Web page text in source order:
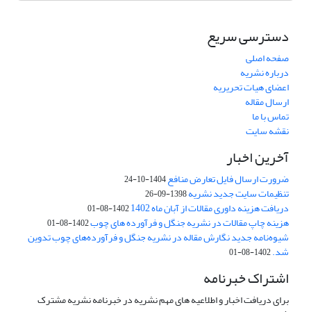
دسترسی سریع
صفحه اصلی
درباره نشریه
اعضای هیات تحریریه
ارسال مقاله
تماس با ما
نقشه سایت
آخرین اخبار
ضرورت ارسال فایل تعارض منافع1404-10-24
تنظیمات سایت جدید نشریه1398-09-26
دریافت هزینه داوری مقالات از آبان ماه 1402 1402-08-01
هزینه چاپ مقالات در نشریه جنگل و فرآورده های چوب1402-08-01
شیوه‌نامه جدید نگارش مقاله در نشریه جنگل و فرآورده‌های چوب تدوین
شد.1402-08-01
اشتراک خبرنامه
برای دریافت اخبار و اطلاعیه های مهم نشریه در خبرنامه نشریه مشترک